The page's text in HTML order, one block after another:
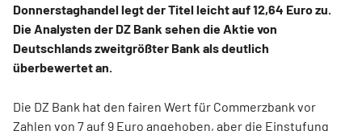
Donnerstaghandel legt der Titel leicht auf 12,64 Euro zu.
Die Analysten der DZ Bank sehen die Aktie von
Deutschlands zweitgrößter Bank als deutlich
überbewertet an.
Die DZ Bank hat den fairen Wert für Commerzbank vor
Zahlen von 7 auf 9 Euro angehoben, aber die Einstufung